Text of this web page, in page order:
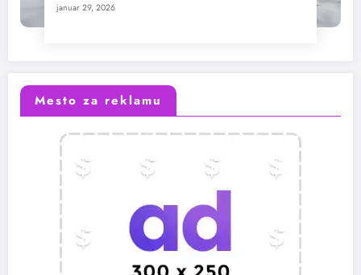
januar 29, 2026
Mesto za reklamu